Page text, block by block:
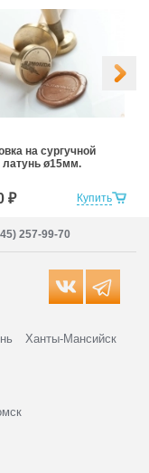
Купить
на сургучной
латунь ø15мм.
₽
257-99-70
Ханты-Мансийск